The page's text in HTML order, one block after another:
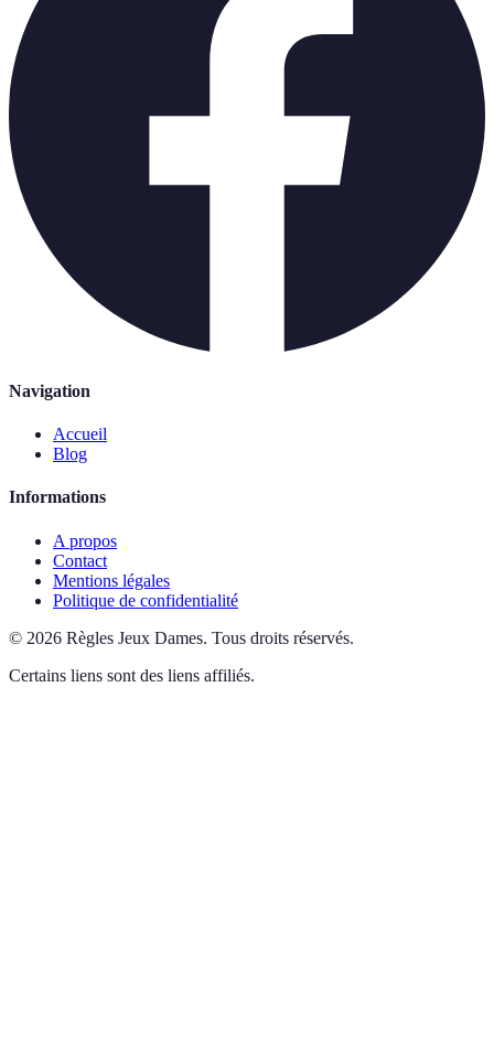
Navigation
Accueil
Blog
Informations
A propos
Contact
Mentions légales
Politique de confidentialité
© 2026 Règles Jeux Dames. Tous droits réservés.
Certains liens sont des liens affiliés.